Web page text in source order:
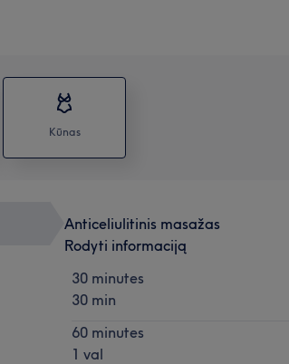
Kūnas
Anticeliulitinis masažas
Rodyti informaciją
30 minutes
30 min
60 minutes
1 val